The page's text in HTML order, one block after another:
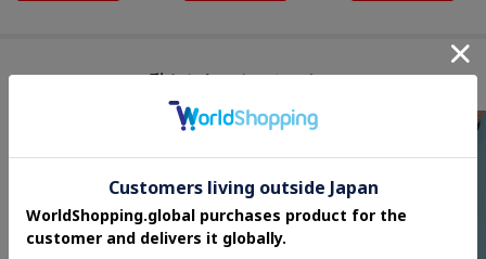
#動きやすいイージーパンツ